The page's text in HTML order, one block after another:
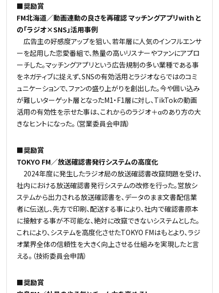
■奨励賞
FM北海道／動画連動の良さを再確認 マッチングアプリwith と
の「ラジオ×SNS」活用事例
広告主の好感度アップを狙い、若年層に人気のインフルエンサ
ーを起用した恋愛番組で、熱量の高いリスナーやファンにアプロ
ーチした。マッチングアプリという広告規制の多い業種である事
をネガティブに捉えず、SNSの有効活用とラジオならではのコミ
ュニケーションで、ファンの盛り上がりを創出した。今や囲い込み
が難しいターゲット層となったM1・F1層に対し、TikTokの動画
活用の有効性を示せた事は、これからのラジオ＋αのあり方の大
きなヒントになった。（営業委員会申請）
■奨励賞
TOKYO FM／放送確認書発行システムの高度化
2024年度に発生したラジオ局の放送確認書改竄問題を受け、
社内における放送確認書発行システムの改修を行った。営放シ
ステムから出力される放送確認書を、データのまま文書配信業
者に伝送し、先方で印刷、配送する事により、社内で確認書原本
に接触する事が不可能な、絶対に改竄できないシステムとした。
これにより、システムを高度化させたTOKYO FMはもとより、ラジ
オ業界全体の信頼性を大きく向上させる仕組みを実現したと言
える。（技術委員会申請）
■奨励賞